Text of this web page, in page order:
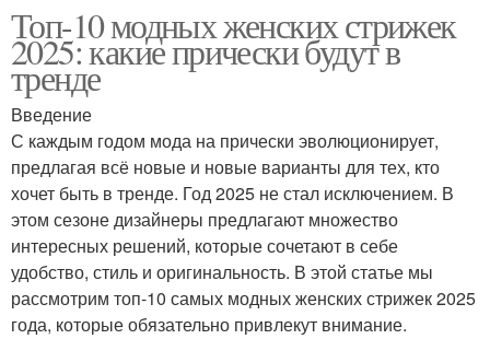
Топ-10 модных женских стрижек
2025: какие прически будут в
тренде
Введение
С каждым годом мода на прически эволюционирует,
предлагая всё новые и новые варианты для тех, кто
хочет быть в тренде. Год 2025 не стал исключением. В
этом сезоне дизайнеры предлагают множество
интересных решений, которые сочетают в себе
удобство, стиль и оригинальность. В этой статье мы
рассмотрим топ-10 самых модных женских стрижек 2025
года, которые обязательно привлекут внимание.